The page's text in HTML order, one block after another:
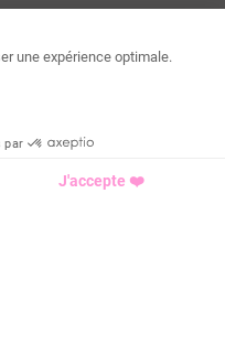
une expérience optimale.
par
J'accepte ❤️